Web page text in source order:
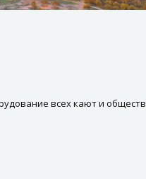
всех кают и